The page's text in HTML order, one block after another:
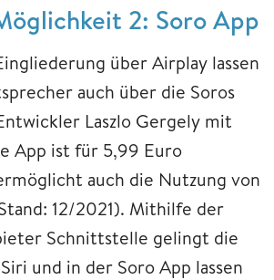
2: Soro App
über Airplay lassen
auch über die Soros
Laszlo Gergely mit
App ist für 5,99 Euro
auch die Nutzung von
12/2021). Mithilfe der
Schnittstelle gelingt die
und in der Soro App lassen